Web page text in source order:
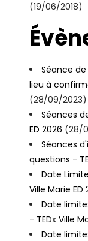
(19/06/2018)
Séance
lieu à
(28/09/2023)
Séances
ED 2026 (28/
Séances
questions -
Date
Ville Marie ED
Date
- TEDx Ville
Date